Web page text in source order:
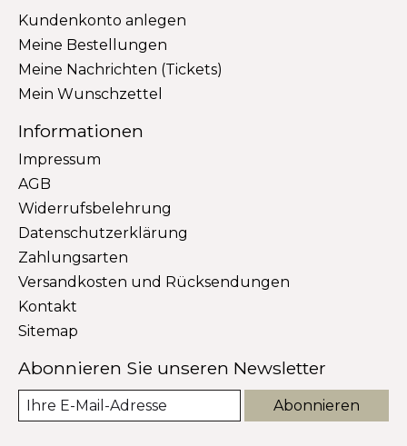
Kundenkonto anlegen
Meine Bestellungen
Meine Nachrichten (Tickets)
Mein Wunschzettel
Informationen
Impressum
AGB
Widerrufsbelehrung
Datenschutzerklärung
Zahlungsarten
Versandkosten und Rücksendungen
Kontakt
Sitemap
Abonnieren Sie unseren Newsletter
Abonnieren